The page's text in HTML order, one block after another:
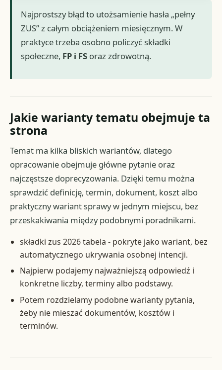
Najprostszy błąd to utożsamienie hasła „pełny
ZUS” z całym obciążeniem miesięcznym. W
praktyce trzeba osobno policzyć składki
społeczne, FP i FS oraz zdrowotną.
Jakie warianty tematu obejmuje ta
strona
Temat ma kilka bliskich wariantów, dlatego
opracowanie obejmuje główne pytanie oraz
najczęstsze doprecyzowania. Dzięki temu można
sprawdzić definicję, termin, dokument, koszt albo
praktyczny wariant sprawy w jednym miejscu, bez
przeskakiwania między podobnymi poradnikami.
składki zus 2026 tabela - pokryte jako wariant, bez
automatycznego ukrywania osobnej intencji.
Najpierw podajemy najważniejszą odpowiedź i
konkretne liczby, terminy albo podstawy.
Potem rozdzielamy podobne warianty pytania,
żeby nie mieszać dokumentów, kosztów i
terminów.